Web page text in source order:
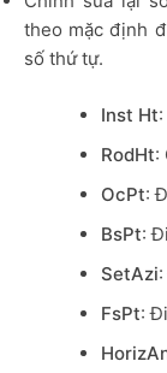
theo mặc định
số thứ tự.
Inst Ht
RodHt:
OcPt:
BsPt:
SetAzi
FsPt: